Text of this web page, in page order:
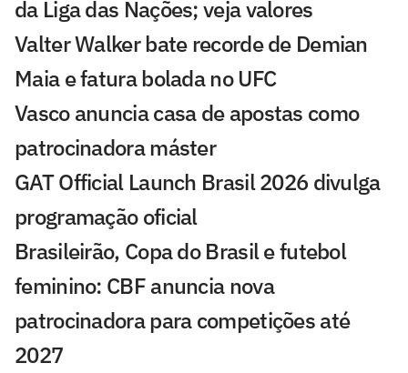
da Liga das Nações; veja valores
Valter Walker bate recorde de Demian
Maia e fatura bolada no UFC
Vasco anuncia casa de apostas como
patrocinadora máster
GAT Official Launch Brasil 2026 divulga
programação oficial
Brasileirão, Copa do Brasil e futebol
feminino: CBF anuncia nova
patrocinadora para competições até
2027